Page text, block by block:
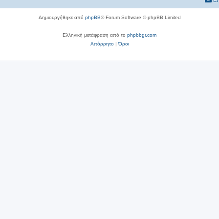
Δημιουργήθηκε από phpBB® Forum Software © phpBB Limited
Ελληνική μετάφραση από το phpbbgr.com
Απόρρητο|Όροι